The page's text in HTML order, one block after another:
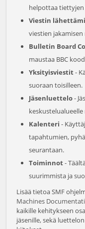
helpottaa
Viestin
viestien
Bulletin Board
maustaa BBC
Yksityisviestit-
suoraan toisilleen.
Jäsenluettelo-
Kalenteri -
tapahtumien,
seurantaan.
Toiminnot-
suurimmista ja
Lisää tietoa SMF
Machines
kaikille kehitykseen
jäsenille, sekä